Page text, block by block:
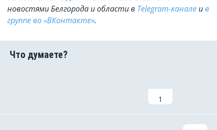
новостями Белгорода и области в Telegram-канале ив
группе во «ВКонтакте».
1